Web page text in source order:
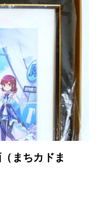
まちカドま